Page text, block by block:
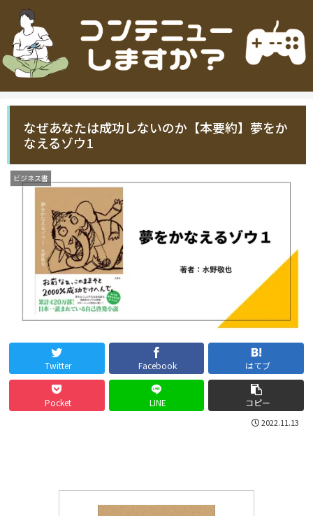
なぜあなたは成功しないのか【本要約】夢をか
なえるゾウ1
ビジネス書
Twitter Facebook はてブ
Pocket LINE コピー
2022.11.13